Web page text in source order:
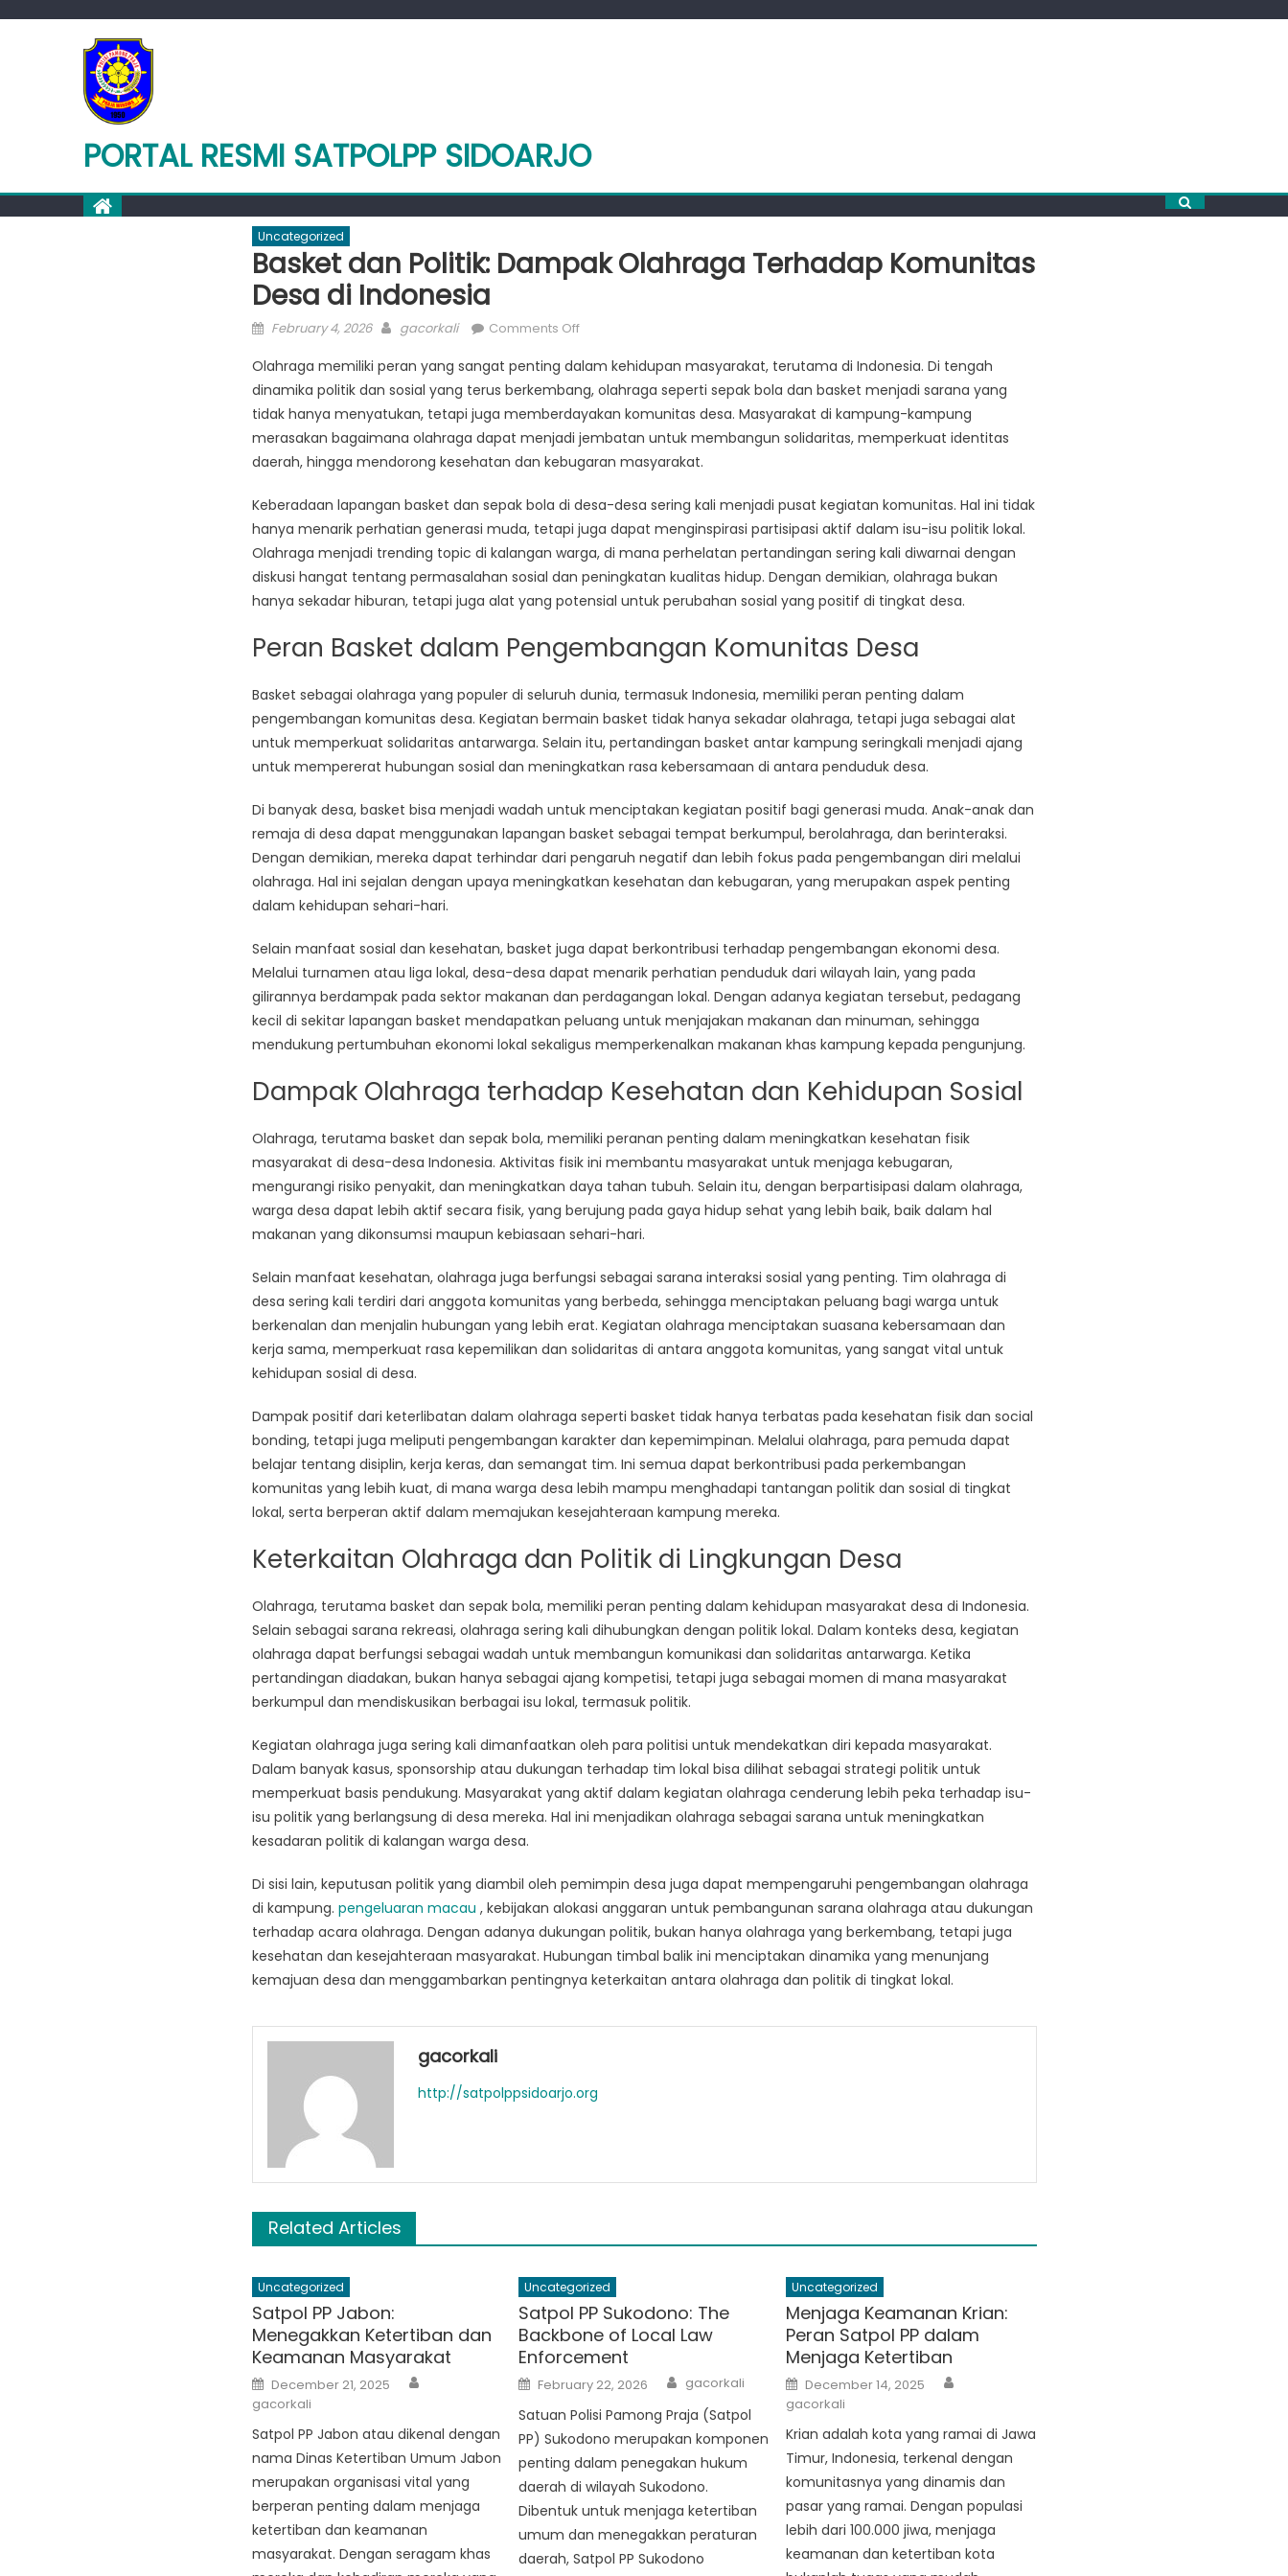
PORTAL RESMI SATPOLPP SIDOARJO
Uncategorized
Basket dan Politik: Dampak Olahraga Terhadap Komunitas
Desa di Indonesia
Posted
February 4, 2026 Author
gacorkali Comments Offon
dan
Politik:
Dampak
Olahraga
Terhadap
Desa
di
Indonesia
Olahraga memiliki peran yang sangat penting dalam kehidupan masyarakat, terutama di Indonesia. Di tengah
dinamika politik dan sosial yang terus berkembang, olahraga seperti sepak bola dan basket menjadi sarana yang
tidak hanya menyatukan, tetapi juga memberdayakan komunitas desa. Masyarakat di kampung-kampung
merasakan bagaimana olahraga dapat menjadi jembatan untuk membangun solidaritas, memperkuat identitas
daerah, hingga mendorong kesehatan dan kebugaran masyarakat.
Keberadaan lapangan basket dan sepak bola di desa-desa sering kali menjadi pusat kegiatan komunitas. Hal ini tidak
hanya menarik perhatian generasi muda, tetapi juga dapat menginspirasi partisipasi aktif dalam isu-isu politik lokal.
Olahraga menjadi trending topic di kalangan warga, di mana perhelatan pertandingan sering kali diwarnai dengan
diskusi hangat tentang permasalahan sosial dan peningkatan kualitas hidup. Dengan demikian, olahraga bukan
hanya sekadar hiburan, tetapi juga alat yang potensial untuk perubahan sosial yang positif di tingkat desa.
Peran Basket dalam Pengembangan Komunitas Desa
Basket sebagai olahraga yang populer di seluruh dunia, termasuk Indonesia, memiliki peran penting dalam
pengembangan komunitas desa. Kegiatan bermain basket tidak hanya sekadar olahraga, tetapi juga sebagai alat
untuk memperkuat solidaritas antarwarga. Selain itu, pertandingan basket antar kampung seringkali menjadi ajang
untuk mempererat hubungan sosial dan meningkatkan rasa kebersamaan di antara penduduk desa.
Di banyak desa, basket bisa menjadi wadah untuk menciptakan kegiatan positif bagi generasi muda. Anak-anak dan
remaja di desa dapat menggunakan lapangan basket sebagai tempat berkumpul, berolahraga, dan berinteraksi.
Dengan demikian, mereka dapat terhindar dari pengaruh negatif dan lebih fokus pada pengembangan diri melalui
olahraga. Hal ini sejalan dengan upaya meningkatkan kesehatan dan kebugaran, yang merupakan aspek penting
dalam kehidupan sehari-hari.
Selain manfaat sosial dan kesehatan, basket juga dapat berkontribusi terhadap pengembangan ekonomi desa.
Melalui turnamen atau liga lokal, desa-desa dapat menarik perhatian penduduk dari wilayah lain, yang pada
gilirannya berdampak pada sektor makanan dan perdagangan lokal. Dengan adanya kegiatan tersebut, pedagang
kecil di sekitar lapangan basket mendapatkan peluang untuk menjajakan makanan dan minuman, sehingga
mendukung pertumbuhan ekonomi lokal sekaligus memperkenalkan makanan khas kampung kepada pengunjung.
Dampak Olahraga terhadap Kesehatan dan Kehidupan Sosial
Olahraga, terutama basket dan sepak bola, memiliki peranan penting dalam meningkatkan kesehatan fisik
masyarakat di desa-desa Indonesia. Aktivitas fisik ini membantu masyarakat untuk menjaga kebugaran,
mengurangi risiko penyakit, dan meningkatkan daya tahan tubuh. Selain itu, dengan berpartisipasi dalam olahraga,
warga desa dapat lebih aktif secara fisik, yang berujung pada gaya hidup sehat yang lebih baik, baik dalam hal
makanan yang dikonsumsi maupun kebiasaan sehari-hari.
Selain manfaat kesehatan, olahraga juga berfungsi sebagai sarana interaksi sosial yang penting. Tim olahraga di
desa sering kali terdiri dari anggota komunitas yang berbeda, sehingga menciptakan peluang bagi warga untuk
berkenalan dan menjalin hubungan yang lebih erat. Kegiatan olahraga menciptakan suasana kebersamaan dan
kerja sama, memperkuat rasa kepemilikan dan solidaritas di antara anggota komunitas, yang sangat vital untuk
kehidupan sosial di desa.
Dampak positif dari keterlibatan dalam olahraga seperti basket tidak hanya terbatas pada kesehatan fisik dan social
bonding, tetapi juga meliputi pengembangan karakter dan kepemimpinan. Melalui olahraga, para pemuda dapat
belajar tentang disiplin, kerja keras, dan semangat tim. Ini semua dapat berkontribusi pada perkembangan
komunitas yang lebih kuat, di mana warga desa lebih mampu menghadapi tantangan politik dan sosial di tingkat
lokal, serta berperan aktif dalam memajukan kesejahteraan kampung mereka.
Keterkaitan Olahraga dan Politik di Lingkungan Desa
Olahraga, terutama basket dan sepak bola, memiliki peran penting dalam kehidupan masyarakat desa di Indonesia.
Selain sebagai sarana rekreasi, olahraga sering kali dihubungkan dengan politik lokal. Dalam konteks desa, kegiatan
olahraga dapat berfungsi sebagai wadah untuk membangun komunikasi dan solidaritas antarwarga. Ketika
pertandingan diadakan, bukan hanya sebagai ajang kompetisi, tetapi juga sebagai momen di mana masyarakat
berkumpul dan mendiskusikan berbagai isu lokal, termasuk politik.
Kegiatan olahraga juga sering kali dimanfaatkan oleh para politisi untuk mendekatkan diri kepada masyarakat.
Dalam banyak kasus, sponsorship atau dukungan terhadap tim lokal bisa dilihat sebagai strategi politik untuk
memperkuat basis pendukung. Masyarakat yang aktif dalam kegiatan olahraga cenderung lebih peka terhadap isu-
isu politik yang berlangsung di desa mereka. Hal ini menjadikan olahraga sebagai sarana untuk meningkatkan
kesadaran politik di kalangan warga desa.
Di sisi lain, keputusan politik yang diambil oleh pemimpin desa juga dapat mempengaruhi pengembangan olahraga
di kampung. pengeluaran macau , kebijakan alokasi anggaran untuk pembangunan sarana olahraga atau dukungan
terhadap acara olahraga. Dengan adanya dukungan politik, bukan hanya olahraga yang berkembang, tetapi juga
kesehatan dan kesejahteraan masyarakat. Hubungan timbal balik ini menciptakan dinamika yang menunjang
kemajuan desa dan menggambarkan pentingnya keterkaitan antara olahraga dan politik di tingkat lokal.
gacorkali
http://satpolppsidoarjo.org
Related Articles
Uncategorized
Satpol PP Jabon:
Menegakkan Ketertiban dan
Keamanan Masyarakat
Posted
on
December 21, 2025
gacorkali
Satpol PP Jabon atau dikenal dengan
nama Dinas Ketertiban Umum Jabon
merupakan organisasi vital yang
berperan penting dalam menjaga
ketertiban dan keamanan
masyarakat. Dengan seragam khas
Uncategorized
Satpol PP Sukodono: The
Backbone of Local Law
Enforcement
Posted
on
February 22, 2026 Author
gacorkali
Satuan Polisi Pamong Praja (Satpol
PP) Sukodono merupakan komponen
penting dalam penegakan hukum
daerah di wilayah Sukodono.
Dibentuk untuk menjaga ketertiban
umum dan menegakkan peraturan
daerah, Satpol PP Sukodono
Uncategorized
Menjaga Keamanan Krian:
Peran Satpol PP dalam
Menjaga Ketertiban
Posted
on
December 14, 2025
gacorkali
Krian adalah kota yang ramai di Jawa
Timur, Indonesia, terkenal dengan
komunitasnya yang dinamis dan
pasar yang ramai. Dengan populasi
lebih dari 100.000 jiwa, menjaga
keamanan dan ketertiban kota